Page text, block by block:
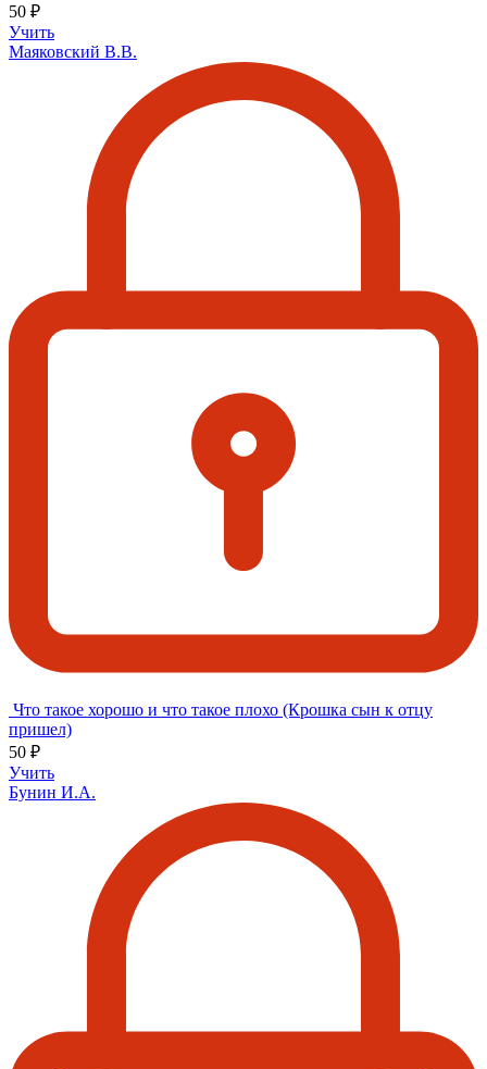
50 ₽
Учить
Маяковский В.В.
Что такое хорошо и что такое плохо (Крошка сын к отцу
пришел)
50 ₽
Учить
Бунин И.А.